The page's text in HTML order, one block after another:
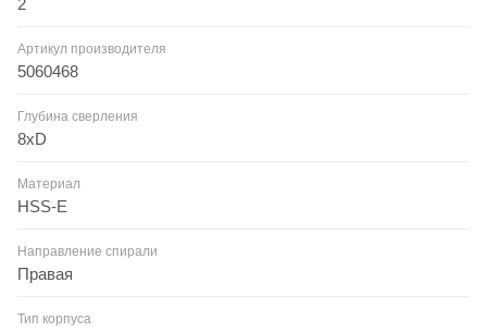
2
Артикул производителя
5060468
Глубина сверления
8xD
Материал
HSS-E
Направление спирали
Правая
Тип корпуса